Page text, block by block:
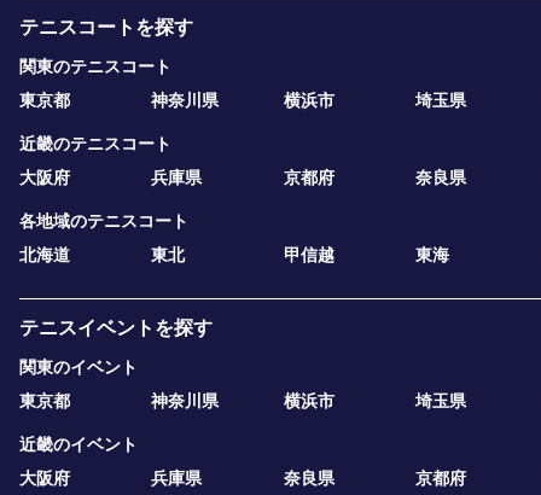
テニスコートを探す
関東のテニスコート
東京都
神奈川県 横浜市 埼玉県
近畿のテニスコート
大阪府
兵庫県 京都府 奈良県
各地域のテニスコート
北海道
東北 甲信越 東海
テニスイベントを探す
関東のイベント
東京都
神奈川県 横浜市 埼玉県
近畿のイベント
大阪府
兵庫県 奈良県 京都府